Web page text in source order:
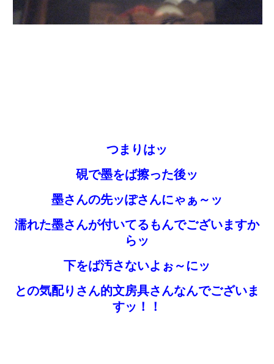
つまりはッ
硯で墨をば擦った後ッ
墨さんの先ッぽさんにゃぁ～ッ
濡れた墨さんが付いてるもんでございますか
らッ
下をば汚さないよぉ～にッ
との気配りさん的文房具さんなんでございま
すッ！！